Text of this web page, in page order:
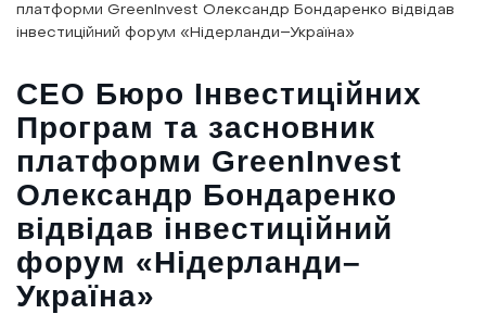
Напрямки діяльності
Реалізовані проекти
СЕО Бюро Інвестиційних
Програм та засновник
платформи GreenInvest
Олександр Бондаренко
відвідав інвестиційний
форум «Нідерланди–
Україна»